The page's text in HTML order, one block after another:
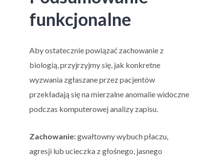
funkcjonalne
Aby ostatecznie powiązać zachowanie z
biologią, przyjrzyjmy się, jak konkretne
wyzwania zgłaszane przez pacjentów
przekładają się na mierzalne anomalie widoczne
podczas komputerowej analizy zapisu.
Zachowanie:gwałtowny wybuch płaczu,
agresji lub ucieczka z głośnego, jasnego